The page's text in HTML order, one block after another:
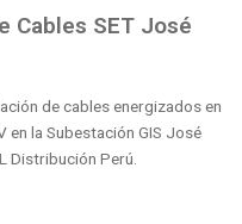
Cables SET José
de cables energizados en
la Subestación GIS José
Distribución Perú.